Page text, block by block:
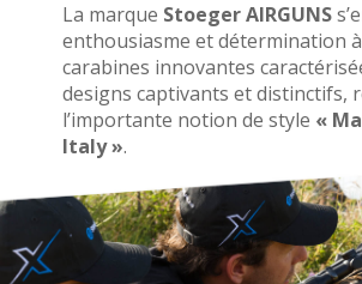
La marque Stoeger AIRGUNS
enthousiasme et détermination
carabines innovantes
designs captivants et distinctifs,
l’importante notion de style «
Italy ».